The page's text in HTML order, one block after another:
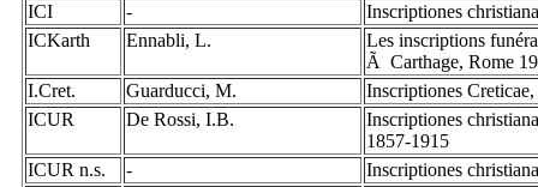
ICI
-
Inscriptiones
ICKarth
Ennabli, L.
Les inscriptions
Ã Carthage, Rome
I.Cret.
Guarducci, M.
Inscriptiones
ICUR
De Rossi, I.B.
Inscriptiones
1857-1915
ICUR n.s.
-
Inscriptiones